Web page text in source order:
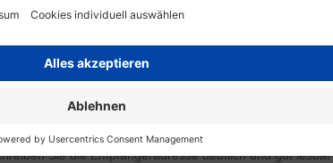
Ein sicherer Verschlussmechanismus wie ein
einen sicheren Versand und schützt vor
Umweltfreundliche Luftpolsterumschläge, die aus
Ihren ökologischen Fußabdruck zu reduzieren.
Sie die Empfängeradresse deutlich und gut